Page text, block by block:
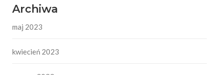
Archiwa
maj 2023
kwiecień 2023